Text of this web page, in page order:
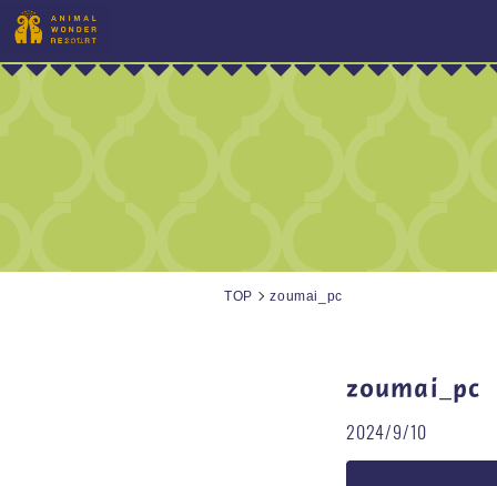
TOP zoumai_pc
zoumai_pc
2024/9/10